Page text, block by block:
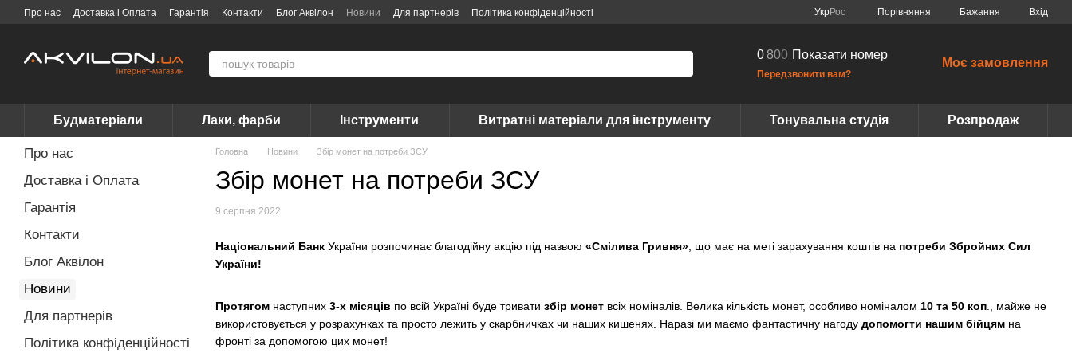
Перейти до основного контенту
Про нас Доставка і Оплата Гарантія Контакти Блог Аквілон Новини Для партнерів
Політика конфіденційності
УкрРос Порівняння Бажання Вхід
0800 Показати номер
Передзвонити вам?
Моє замовлення
Будматеріали Лаки, фарби Інструменти Витратні матеріали для інструменту Тонувальна студія Розпродаж
Головна Новини Збір монет на потреби ЗСУ
Збір монет на потреби ЗСУ
9 серпня 2022
Національний Банк України розпочинає благодійну акцію під назвою «Смілива Гривня», що має на меті зарахування коштів на потреби Збройних Сил
України!
Протягом наступних 3-х місяців по всій Україні буде тривати збір монет всіх номіналів. Велика кількість монет, особливо номіналом 10 та 50 коп ., майже не
використовується у розрахунках та просто лежить у скарбничках чи наших кишенях. Наразі ми маємо фантастичну нагоду допомогти нашим бійцям на
фронті за допомогою цих монет!
Про нас
Доставка і Оплата
Гарантія
Контакти
Блог Аквілон
Новини
Для партнерів
Політика конфіденційності